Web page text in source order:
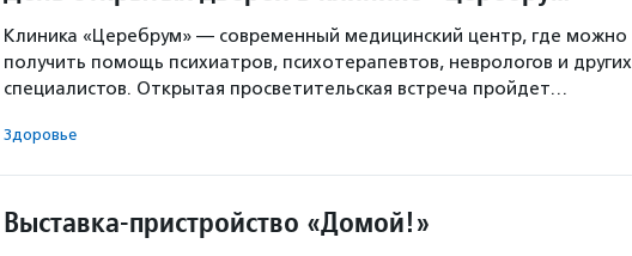
Клиника «Церебрум» — современный медицинский центр, где можно
получить помощь психиатров, психотерапевтов, неврологов и других
специалистов. Открытая просветительская встреча пройдет…
Здоровье
Выставка-пристройство «Домой!»